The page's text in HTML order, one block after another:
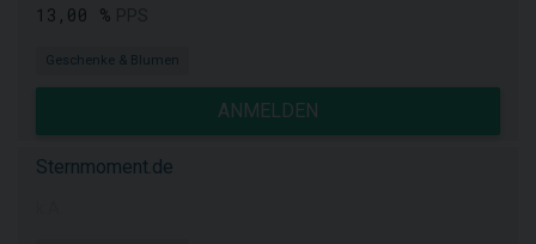
13,00 %
Geschenke & Blumen
ANMELDEN
Sternmoment.de